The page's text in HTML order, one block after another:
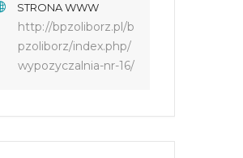
STRONA WWW
http://bpzoliborz.pl/b
pzoliborz/index.php/
wypozyczalnia-nr-16/